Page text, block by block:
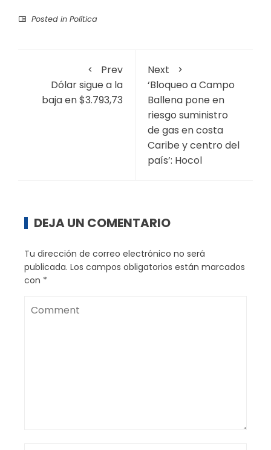
Posted in Política
Prev
Dólar sigue a la
baja en $3.793,73
Next
‘Bloqueo a Campo
Ballena pone en
riesgo suministro
de gas en costa
Caribe y centro del
país’: Hocol
DEJA UN COMENTARIO
Tu dirección de correo electrónico no será
publicada. Los campos obligatorios están marcados
con *